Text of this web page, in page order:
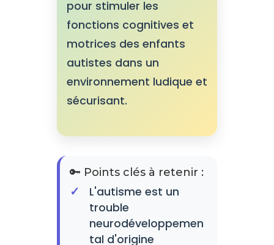
pour stimuler les
fonctions cognitives et
motrices des enfants
autistes dans un
environnement ludique et
sécurisant.
🔑 Points clés à retenir :
L'autisme est un
trouble
neurodéveloppemen
tal d'origine